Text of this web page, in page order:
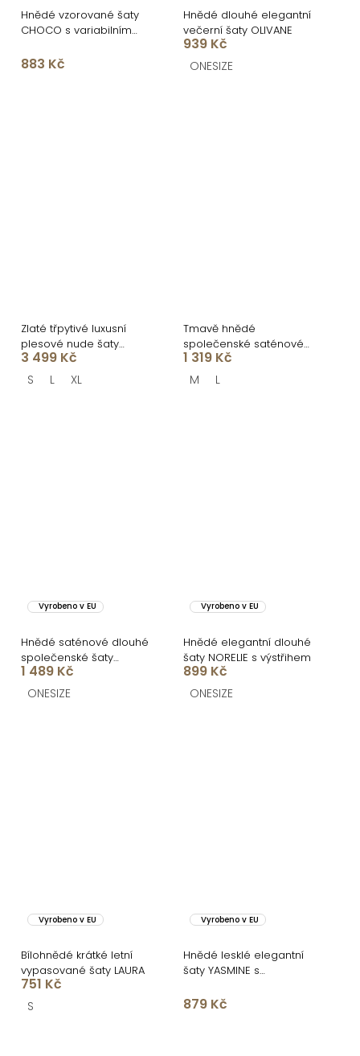
Hnědé vzorované šaty
CHOCO s variabilním
883 Kč
Hnědé dlouhé elegantní
večerní šaty OLIVANE
939 Kč
ONESIZE
Zlaté třpytivé luxusní
plesové nude šaty
ROVENSA
3 499 Kč
S L XL
Tmavě hnědé
společenské saténové
dlouhé šaty ZUNDARA
1 319 Kč
M L
Vyrobeno v EU
Hnědé saténové dlouhé
společenské šaty
LUNOREX
1 489 Kč
ONESIZE
Vyrobeno v EU
Hnědé elegantní dlouhé
šaty NORELIE s výstřihem
899 Kč
ONESIZE
Vyrobeno v EU
Bílohnědé krátké letní
vypasované šaty LAURA
751 Kč
S
Vyrobeno v EU
Hnědé lesklé elegantní
šaty YASMINE s
879 Kč